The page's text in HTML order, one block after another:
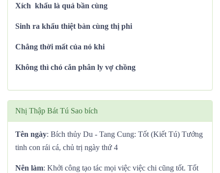
Xích khẩu là quả bần cùng
Sinh ra khẩu thiệt bàn cùng thị phi
Chẳng thời mất của nó khi
Không thì chó cắn phân ly vợ chồng
Nhị Thập Bát Tú Sao bích
Tên ngày: Bích thủy Du - Tang Cung: Tốt (Kiết Tú) Tướng
tinh con rái cá, chủ trị ngày thứ 4
Nên làm: Khởi công tạo tác mọi việc việc chi cũng tốt. Tốt